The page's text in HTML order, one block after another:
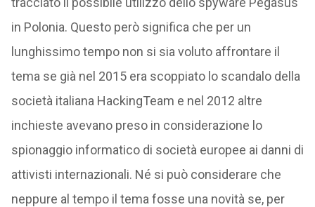
in Polonia. Questo però significa che per un
lunghissimo tempo non si sia voluto affrontare il
tema se già nel 2015 era scoppiato lo scandalo della
società italiana HackingTeam e nel 2012 altre
inchieste avevano preso in considerazione lo
spionaggio informatico di società europee ai danni di
attivisti internazionali. Né si può considerare che
neppure al tempo il tema fosse una novità se, per